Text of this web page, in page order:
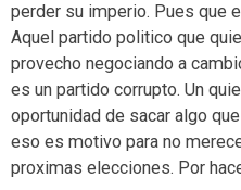
perder su imperio. Pues que
Aquel partido politico que
provecho negociando a
es un partido corrupto. Un
oportunidad de sacar algo
eso es motivo para no
proximas elecciones. Por